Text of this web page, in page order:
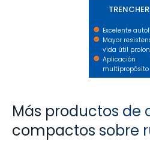
Excelente
Mayor
vida útil
Aplicación
multipropósito
Más productos de
compactos sobre